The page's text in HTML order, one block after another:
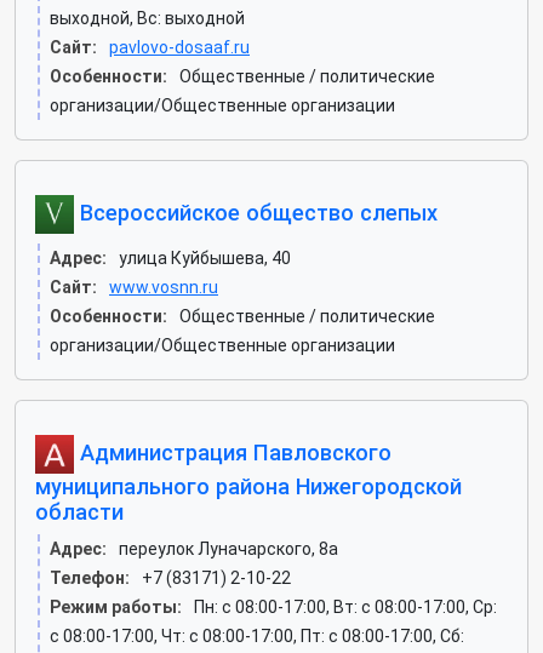
выходной, Вс: выходной
Сайт:
pavlovo-dosaaf.ru
Особенности:
Общественные / политические
организации/Общественные организации
Всероссийское общество слепых
Адрес:
улица Куйбышева, 40
Сайт:
www.vosnn.ru
Особенности:
Общественные / политические
организации/Общественные организации
Администрация Павловского
муниципального района Нижегородской
области
Адрес:
переулок Луначарского, 8а
Телефон:
+7 (83171) 2-10-22
Режим работы:
Пн: c 08:00-17:00, Вт: c 08:00-17:00, Ср:
c 08:00-17:00, Чт: c 08:00-17:00, Пт: c 08:00-17:00, Сб: